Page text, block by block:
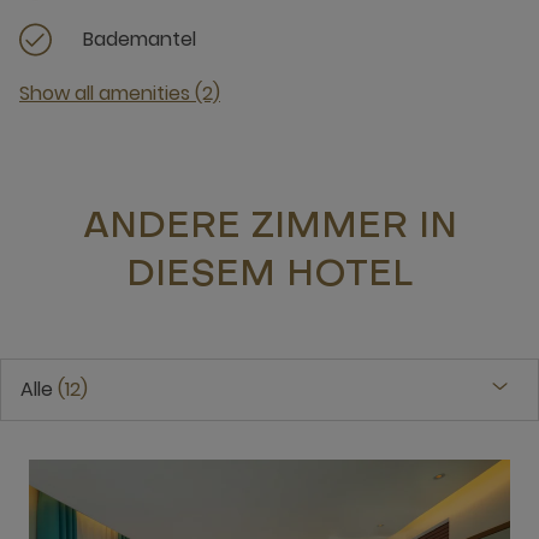
Bademantel
Show all amenities (2)
ANDERE ZIMMER IN
DIESEM HOTEL
Alle 12